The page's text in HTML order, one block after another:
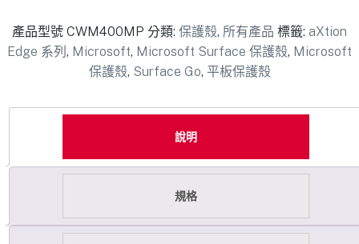
產品型號 CWM400MP 分類: 保護殼, 所有產品 標籤: aXtion
Edge 系列 , Microsoft, Microsoft Surface 保護殼, Microsoft
保護殼, Surface Go, 平板保護殼
說明
規格